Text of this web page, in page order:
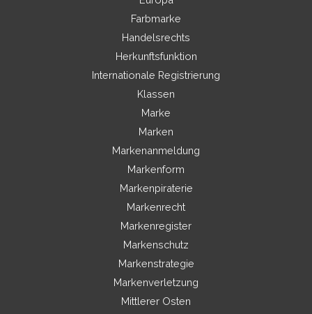
Farbmarke
Handelsrechts
Herkunftsfunktion
Internationale Registrierung
Klassen
Marke
Marken
Markenanmeldung
Markenform
Markenpiraterie
Markenrecht
Markenregister
Markenschutz
Markenstrategie
Markenverletzung
Mittlerer Osten